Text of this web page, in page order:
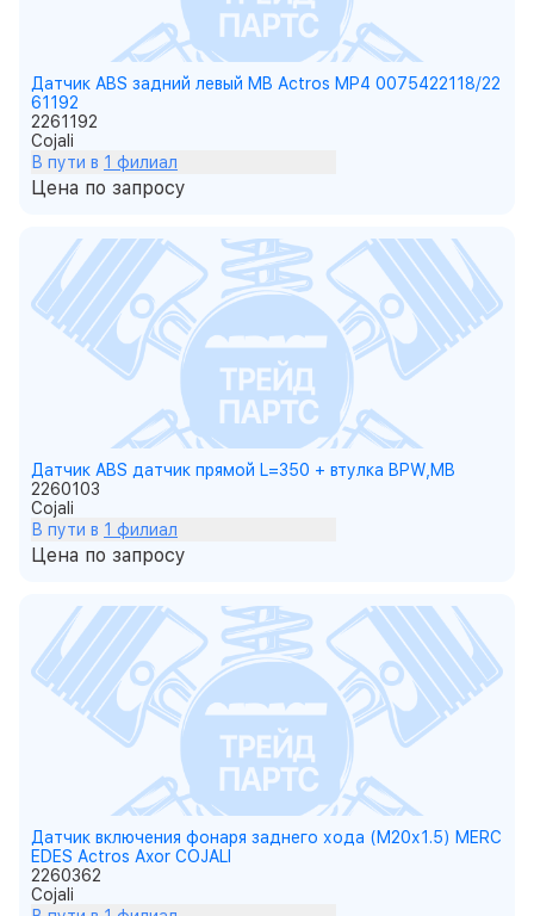
Датчик ABS задний левый MB Actros MP4 0075422118/22
61192
2261192
Cojali
В пути в 1 филиал
Цена по запросу
Датчик ABS датчик прямой L=350 + втулка BPW,MB
2260103
Cojali
В пути в 1 филиал
Цена по запросу
Датчик включения фонаря заднего хода (M20х1.5) MERC
EDES Actros Axor COJALI
2260362
Cojali